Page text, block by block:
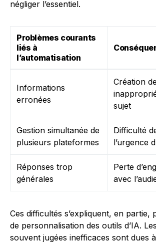
négliger l’essentiel.
Problèmes courants
liés à
l’automatisation
Informations
erronées
Création
sujet
Gestion simultanée de
plusieurs plateformes
Difficulté
l’urgence
Réponses trop
générales
Perte
avec
Ces difficultés s’expliquent, en partie,
de personnalisation des outils d’IA.
souvent jugées inefficaces sont dues